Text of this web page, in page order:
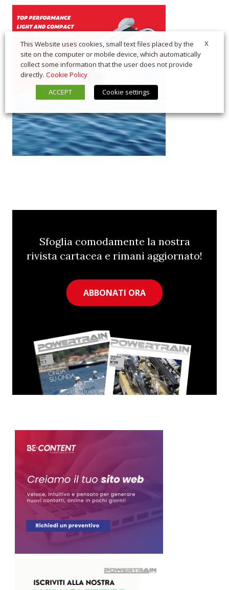
Sfoglia comodamente la nostra
rivista cartacea e rimani aggiornato!
ABBONATI ORA
X
This Website uses cookies, small text files placed by the
site on the computer or mobile device, which automatically
collect some information that the user does not provide
directly. Cookie Policy
ACCEPT
Cookie settings